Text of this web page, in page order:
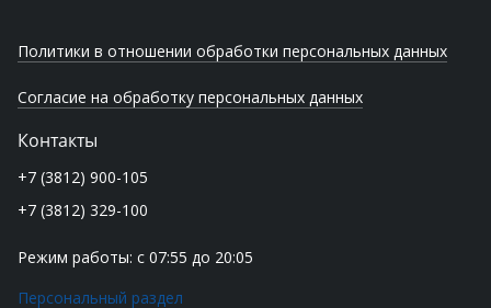
Политики в отношении обработки персональных данных
Согласие на обработку персональных данных
Контакты
+7 (3812) 900-105
+7 (3812) 329-100
Режим работы: с 07:55 до 20:05
Персональный раздел